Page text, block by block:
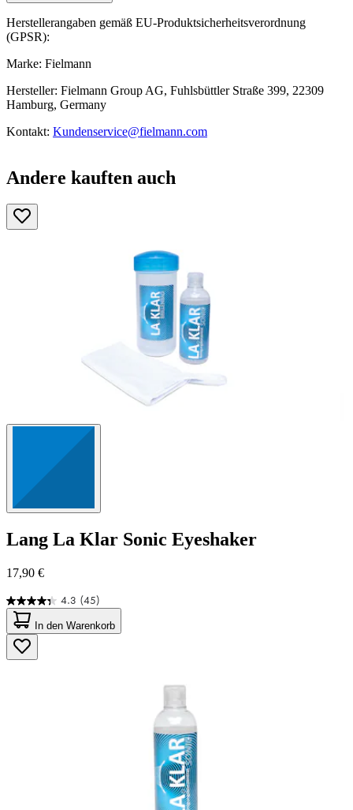
Herstellerangaben gemäß EU-Produktsicherheitsverordnung
(GPSR):
Marke: Fielmann
Hersteller: Fielmann Group AG, Fuhlsbüttler Straße 399, 22309
Hamburg, Germany
Kontakt: Kundenservice@fielmann.com
Andere kauften auch
Lang La Klar Sonic Eyeshaker
17,90 €
4.3 (45)
4.3
von
5
Sternen.
45
In den Warenkorb